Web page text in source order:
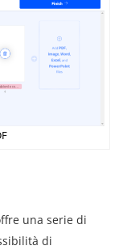
una serie di
di